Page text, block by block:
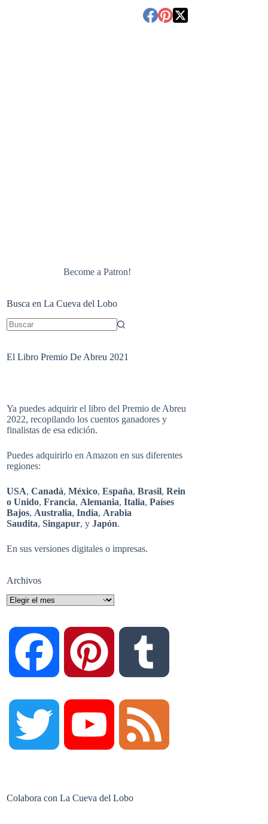
Become a Patron!
Busca en La Cueva del Lobo
El Libro Premio De Abreu 2021
Ya puedes adquirir el libro del Premio de Abreu
2022, recopilando los cuentos ganadores y
finalistas de esa edición.
Puedes adquirirlo en Amazon en sus diferentes
regiones:
USA,Canadá,México,España,Brasil,Rein
o Unido,Francia, Alemania,Italia,Países
Bajos, Australia,India, Arabia
Saudita,Singapur, yJapón.
En sus versiones digitales o impresas.
Archivos
Archivos
e t
Colabora con La Cueva del Lobo